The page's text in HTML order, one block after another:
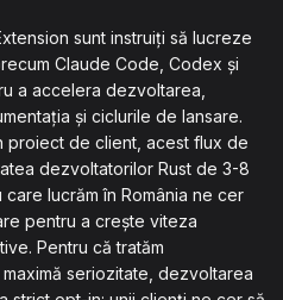
sunt instruiți să lucreze
Claude Code, Codex și
a accelera dezvoltarea,
și ciclurile de lansare.
proiect de client, acest flux de
dezvoltatorilor Rust de 3-8
lucrăm în România ne cer
pentru a crește viteza
Pentru că tratăm
seriozitate, dezvoltarea